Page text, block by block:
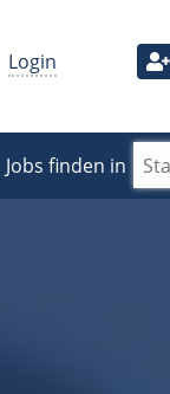
Login
Jobs finden in